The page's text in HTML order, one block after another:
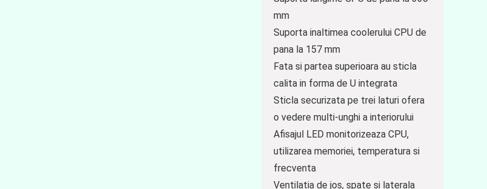
mm
Suporta inaltimea coolerului CPU de
pana la 157 mm
Fata si partea superioara au sticla
calita in forma de U integrata
Sticla securizata pe trei laturi ofera
o vedere multi-unghi a interiorului
Afisajul LED monitorizeaza CPU,
utilizarea memoriei, temperatura si
frecventa
Ventilatia de jos, spate si laterala